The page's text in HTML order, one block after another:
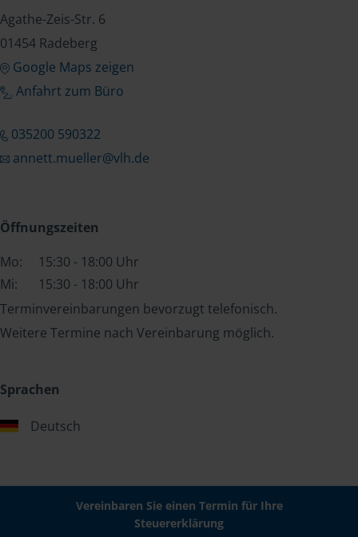
Agathe-Zeis-Str. 6
01454 Radeberg
Google Maps zeigen
Anfahrt zum Büro
035200 590322
annett.mueller@vlh.de
Öffnungszeiten
Mo:
15:30 - 18:00 Uhr
Mi:
15:30 - 18:00 Uhr
Terminvereinbarungen bevorzugt telefonisch.
Weitere Termine nach Vereinbarung möglich.
Sprachen
Deutsch
Vereinbaren Sie einen Termin für Ihre
Steuererklärung